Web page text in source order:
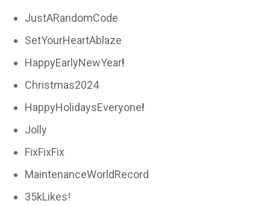
JustARandomCode
SetYourHeartAblaze
HappyEarlyNewYear!
Christmas2024
HappyHolidaysEveryone!
Jolly
FixFixFix
MaintenanceWorldRecord
35kLikes!